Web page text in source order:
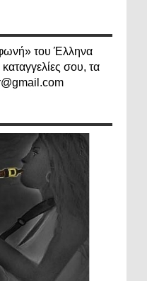
του Έλληνα
καταγγελίες σου, τα